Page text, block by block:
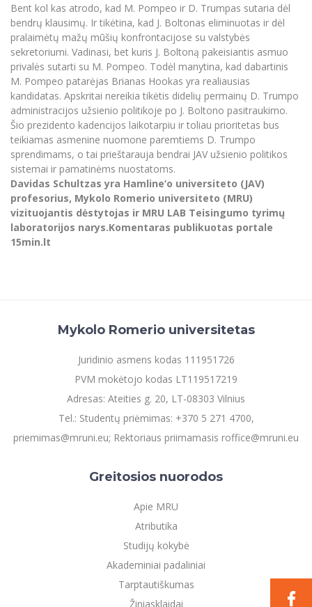
Bent kol kas atrodo, kad M. Pompeo ir D. Trumpas sutaria dėl
bendrų klausimų. Ir tikėtina, kad J. Boltonas eliminuotas ir dėl
pralaimėtų mažų mūšių konfrontacijose su valstybės
sekretoriumi. Vadinasi, bet kuris J. Boltoną pakeisiantis asmuo
privalės sutarti su M. Pompeo. Todėl manytina, kad dabartinis
M. Pompeo patarėjas Brianas Hookas yra realiausias
kandidatas. Apskritai nereikia tikėtis didelių permainų D. Trumpo
administracijos užsienio politikoje po J. Boltono pasitraukimo.
Šio prezidento kadencijos laikotarpiu ir toliau prioritetas bus
teikiamas asmenine nuomone paremtiems D. Trumpo
sprendimams, o tai prieštarauja bendrai JAV užsienio politikos
sistemai ir pamatinėms nuostatoms.
Davidas Schultzas yra Hamline‘o universiteto (JAV)
profesorius, Mykolo Romerio universiteto (MRU)
vizituojantis dėstytojas ir MRU LAB Teisingumo tyrimų
laboratorijos narys.Komentaras publikuotas portale
15min.lt
Mykolo Romerio universitetas
Juridinio asmens kodas 111951726
PVM mokėtojo kodas LT119517219
Adresas: Ateities g. 20, LT-08303 Vilnius
Tel.: Studentų priėmimas: +370 5 271 4700,
priemimas@mruni.eu; Rektoriaus priimamasis roffice@mruni.eu
Greitosios nuorodos
Apie MRU
Atributika
Studijų kokybė
Akademiniai padaliniai
Tarptautiškumas
Žiniasklaidai